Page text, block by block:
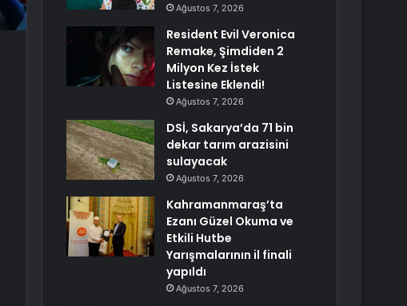
Ağustos 7, 2026
Resident Evil Veronica
Remake, Şimdiden 2
Milyon Kez İstek
Listesine Eklendi!
Ağustos 7, 2026
DSİ, Sakarya’da 71 bin
dekar tarım arazisini
sulayacak
Ağustos 7, 2026
Kahramanmaraş’ta
Ezanı Güzel Okuma ve
Etkili Hutbe
Yarışmalarının il finali
yapıldı
Ağustos 7, 2026